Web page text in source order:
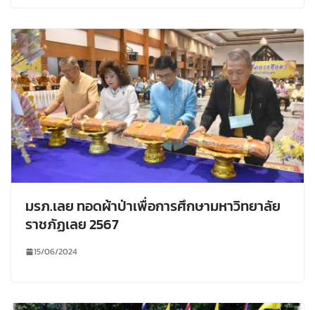
มรภ.เลย ทอดผ้าป่าเพื่อการศึกษามหาวิทยาลัย
ราชภัฏเลย 2567
15/06/2024